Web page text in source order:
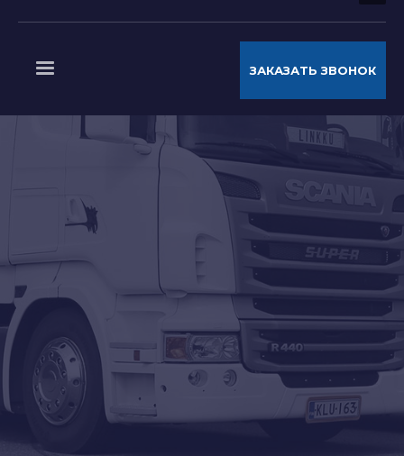
ЗАКАЗАТЬ ЗВОНОК